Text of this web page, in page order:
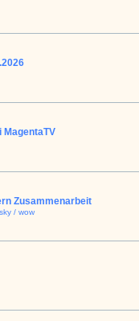
MagentaTV
Zusammenarbeit
/ wow